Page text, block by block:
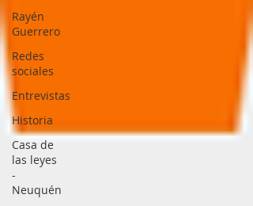
Rayén
Guerrero
Redes
sociales
Entrevistas
Historia
Casa de
las leyes
-
Neuquén